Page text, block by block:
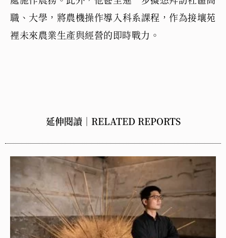
職、大學，將農機操作導入科系課程，作為接壤苑
裡未來農業生產與經營的即時戰力。
延伸閱讀｜RELATED REPORTS